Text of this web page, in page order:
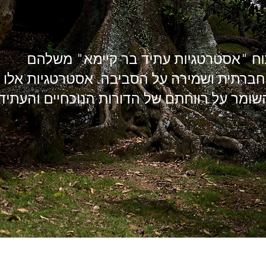
ושמירה על הסביבה. אסטרטגיות אלו